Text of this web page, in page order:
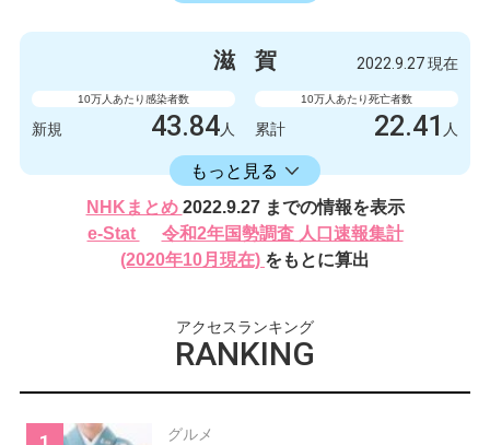
426人 新規
219788 522
滋 賀 2022.9.27 現在
10万人あたり感染者数
新規 43.84人
10万人あたり死亡者数
累計 22.41 人
もっと見る
16406.17人
感染者数
620人
死亡者数
新規
232024人 累計
NHKまとめ 2022.9.27 までの情報を表示
e-Stat
令和2年国勢調査 人口速報集計
(2020年10月現在) をもとに算出
アクセスランキング
RANKING
グルメ